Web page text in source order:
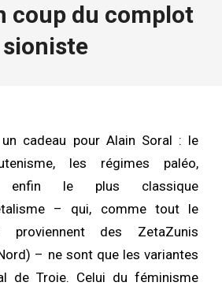
coup du complot
sioniste
un cadeau pour Alain Soral : le
les régimes paléo,
enfin le plus classique
– qui, comme tout le
des ZetaZunis
– ne sont que les variantes
de Troie. Celui du féminisme